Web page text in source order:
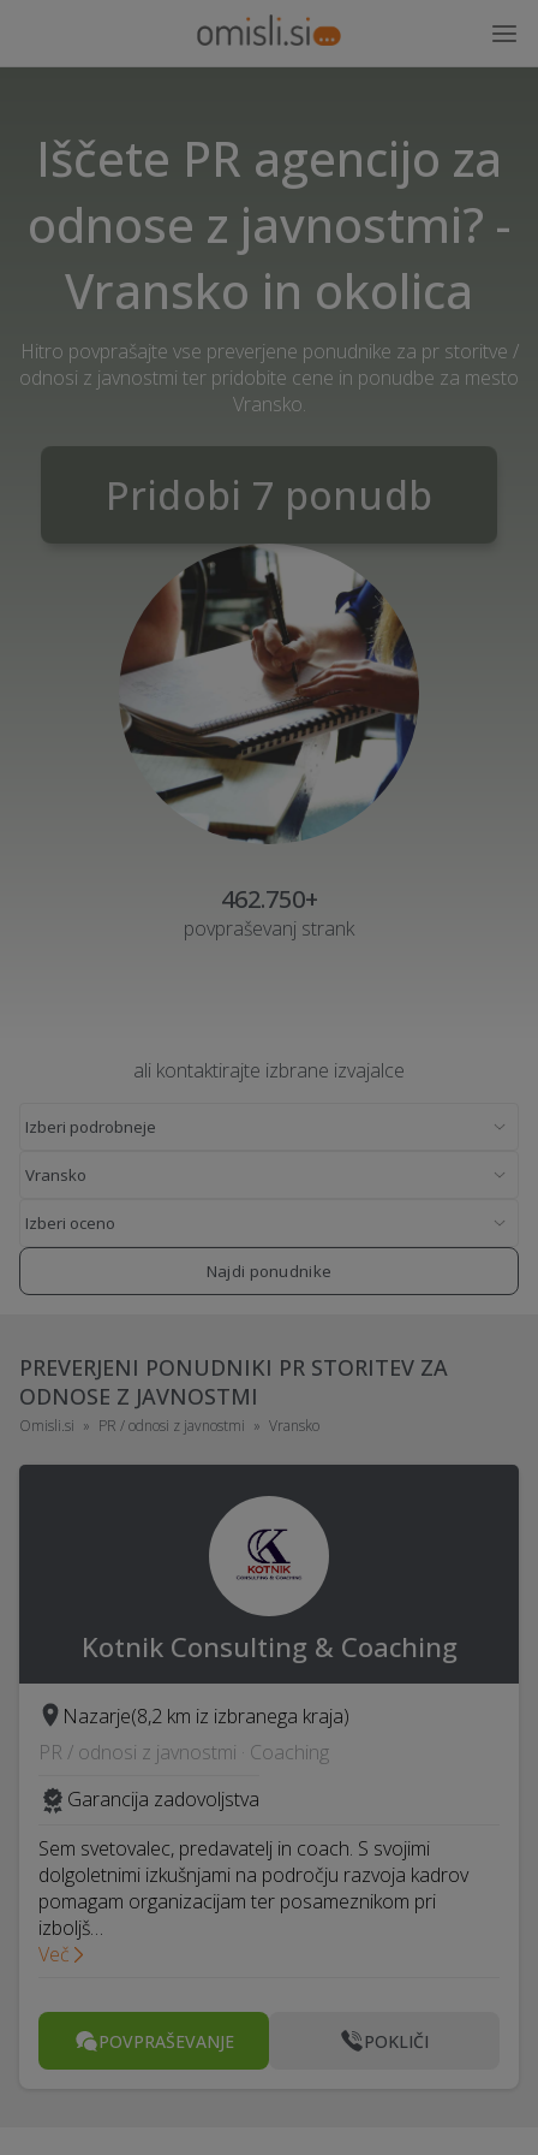
Iščete PR agencijo za
odnose z javnostmi? -
Vransko in okolica
Hitro povprašajte vse preverjene ponudnike za pr storitve /
odnosi z javnostmi ter pridobite cene in ponudbe za mesto
Vransko.
Pridobi 7 ponudb
462.750+
povpraševanj strank
ali kontaktirajte izbrane izvajalce
Najdi ponudnike
PREVERJENI PONUDNIKI PR STORITEV ZA
ODNOSE Z JAVNOSTMI
Omisli.si PR / odnosi z javnostmi Vransko
Kotnik Consulting & Coaching
Nazarje(8,2 km iz izbranega kraja)
PR / odnosi z javnostmi · Coaching
Garancija zadovoljstva
Sem svetovalec, predavatelj in coach. S svojimi
dolgoletnimi izkušnjami na področju razvoja kadrov
pomagam organizacijam ter posameznikom pri
izboljš…
Več
POVPRAŠEVANJE POKLIČI